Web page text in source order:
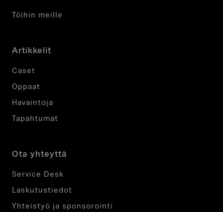
Töihin meille
Artikkelit
Caset
Oppaat
Havaintoja
Tapahtumat
Ota yhteyttä
Service Desk
Laskutustiedot
Yhteistyö ja sponsorointi